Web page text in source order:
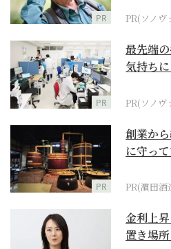
PR PR(ソノヴ
PR
最先端
気持ち
PR(ソノヴ
PR
創業か
に守っ
PR(濵田酒
金利上
置き場